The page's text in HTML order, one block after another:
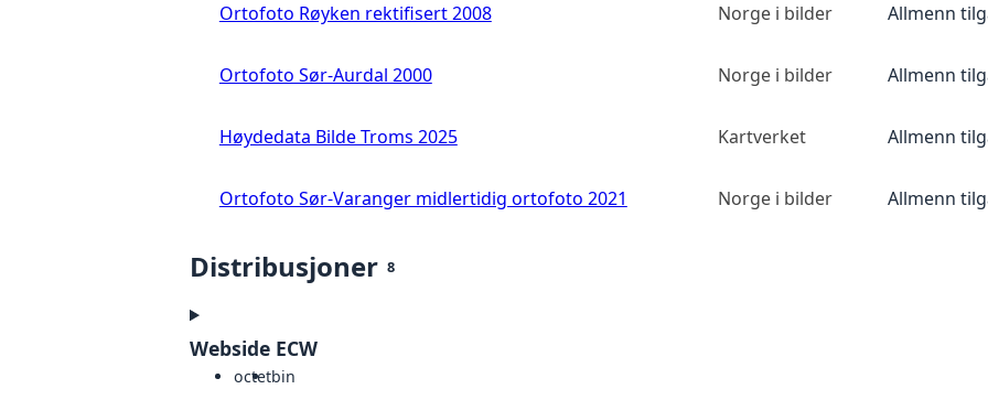
Ortofoto Røyken rektifisert 2008 Norge i bilder Allmenn
Ortofoto Sør-Aurdal 2000 Norge i bilder Allmenn
Høydedata Bilde Troms 2025 Kartverket Allmenn
Ortofoto Sør-Varanger midlertidig ortofoto 2021 Norge i bilder Allmenn
Distribusjoner 8
Webside ECW
octetbin